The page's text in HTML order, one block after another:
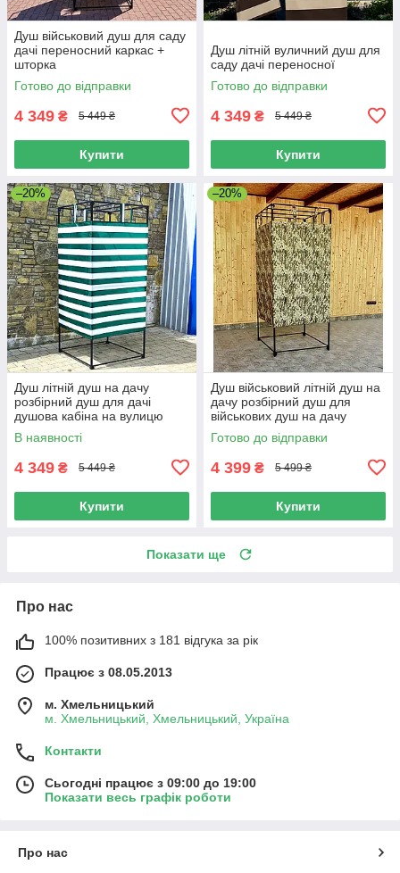
Душ військовий душ для саду
дачі переносний каркас +
шторка
Готово до відправки
4 349 ₴ 5 449 ₴
Купити
Душ літній вуличний душ для
саду дачі переносної
Готово до відправки
4 349 ₴ 5 449 ₴
Купити
–20%
Душ літній душ на дачу
розбірний душ для дачі
душова кабіна на вулицю
В наявності
4 349 ₴ 5 449 ₴
Купити
–20%
Душ військовий літній душ на
дачу розбірний душ для
військових душ на дачу
польовий душ
Готово до відправки
4 399 ₴ 5 499 ₴
Купити
Показати ще
Про нас
100% позитивних з 181 відгука за рік
Працює з 08.05.2013
м. Хмельницький
м. Хмельницький, Хмельницький, Україна
Контакти
Сьогодні працює з 09:00 до 19:00
Показати весь графік роботи
Про нас